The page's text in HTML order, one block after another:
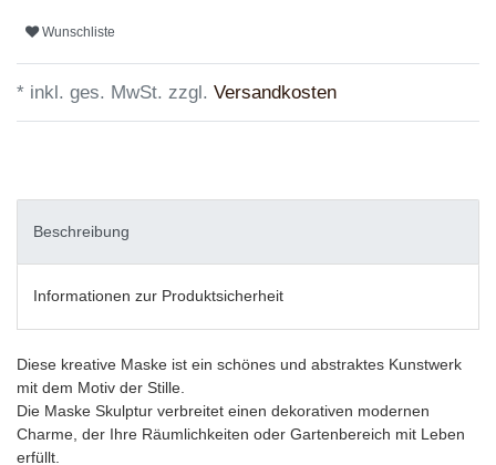
Wunschliste
* inkl. ges. MwSt. zzgl. Versandkosten
Beschreibung
Informationen zur Produktsicherheit
Diese kreative Maske ist ein schönes und abstraktes Kunstwerk
mit dem Motiv der Stille.
Die Maske Skulptur verbreitet einen dekorativen modernen
Charme, der Ihre Räumlichkeiten oder Gartenbereich mit Leben
erfüllt.